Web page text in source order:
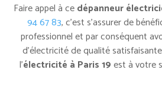
Faire appel à cedépanneur
94 67 83, c’est s’assurer de
professionnel et par conséquent
d’électricité de qualité
l’électricité à Paris 19est à votre